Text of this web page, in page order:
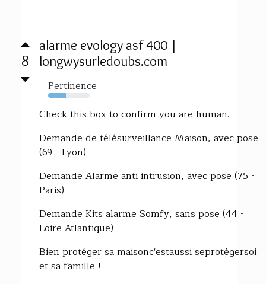
8
alarme evology asf 400 |
longwysurledoubs.com
Pertinence
43%
Check this box to confirm you are human.
Demande de télésurveillance Maison, avec pose
(69 - Lyon)
Demande Alarme anti intrusion, avec pose (75 -
Paris)
Demande Kits alarme Somfy, sans pose (44 -
Loire Atlantique)
Bien protéger sa maisonc'estaussi seprotégersoi
et sa famille !